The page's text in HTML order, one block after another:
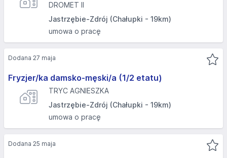
DROMET II
Jastrzębie-Zdrój (Chałupki - 19km)
umowa o pracę
Fryzjer/ka damsko-męski/a (1/2 etatu)
TRYC AGNIESZKA
Jastrzębie-Zdrój (Chałupki - 19km)
umowa o pracę
Dodana 27 maja
Dodana 25 maja